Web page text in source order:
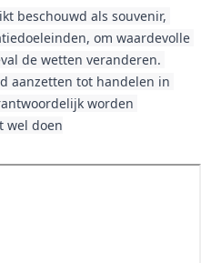
beschouwd als souvenir,
om waardevolle
de wetten veranderen.
aanzetten tot handelen in
worden
wel doen